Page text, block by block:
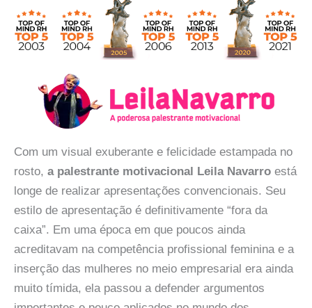
Com um visual exuberante e felicidade estampada no
rosto, a palestrante motivacional Leila Navarro está
longe de realizar apresentações convencionais. Seu
estilo de apresentação é definitivamente “fora da
caixa”. Em uma época em que poucos ainda
acreditavam na competência profissional feminina e a
inserção das mulheres no meio empresarial era ainda
muito tímida, ela passou a defender argumentos